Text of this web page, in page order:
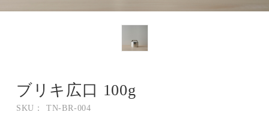
ブリキ広口 100g
SKU： TN-BR-004